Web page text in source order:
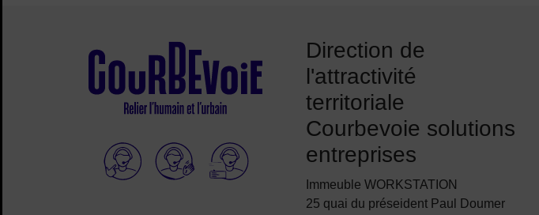
Elioz
Direction de
l'attractivité
territoriale
Courbevoie solutions
entreprises
Immeuble WORKSTATION
25 quai du préseident Paul Doumer